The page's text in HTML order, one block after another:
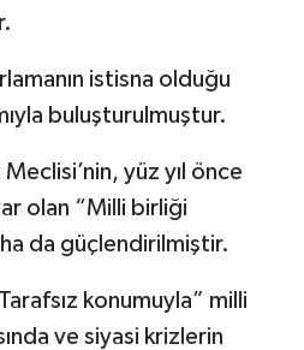
istisna olduğu
buluşturulmuştur.
yüz yıl önce
olan “Milli birliği
da güçlendirilmiştir.
konumuyla” milli
ve siyasi krizlerin